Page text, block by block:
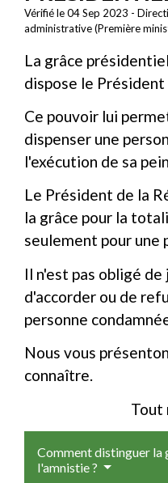
Vérifié le 04 Sep 2023 -
administrative (Première
La grâce
dispose le Président
Ce pouvoir lui
dispenser une
l'exécution de sa
Le Président de la
la grâce pour la
seulement pour une
Il n'est pas obligé
d'accorder ou de
personne
Nous vous
connaître.
Tout
Comment distinguer la
l'amnistie ?